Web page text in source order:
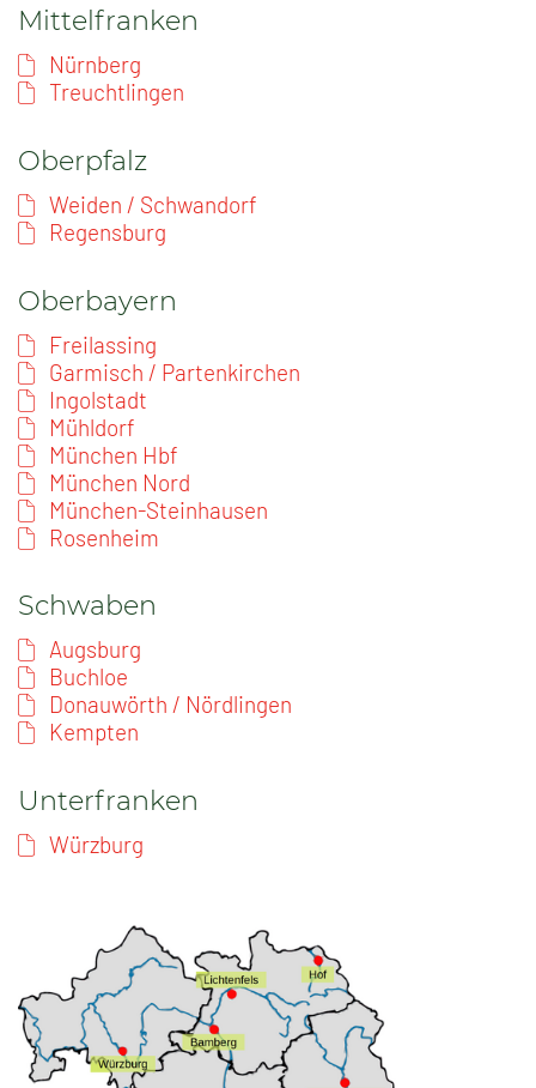
Mittelfranken
Nürnberg
Treuchtlingen
Oberpfalz
Weiden / Schwandorf
Regensburg
Oberbayern
Freilassing
Garmisch / Partenkirchen
Ingolstadt
Mühldorf
München Hbf
München Nord
München-Steinhausen
Rosenheim
Schwaben
Augsburg
Buchloe
Donauwörth / Nördlingen
Kempten
Unterfranken
Würzburg